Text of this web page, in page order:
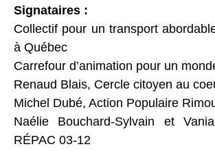
Signataires :
Collectif pour un transport
à Québec
Carrefour d’animation pour un
Renaud Blais, Cercle citoyen au
Michel Dubé, Action Populaire
Naélie Bouchard-Sylvain et
RÉPAC 03-12